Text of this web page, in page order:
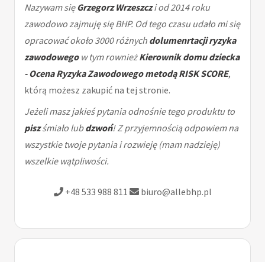
Nazywam sięGrzegorz Wrzeszczi od 2014 roku
zawodowo zajmuję się BHP. Od tego czasu udało mi się
opracować około 3000 różnych dolumenrtacji ryzyka
zawodowegow tym rownieżKierownik domu dziecka
- Ocena Ryzyka Zawodowego metodą RISK SCORE,
którą możesz zakupić na tej stronie.
Jeżeli masz jakieś pytania odnośnie tego produktu to
piszśmiało lubdzwoń! Z przyjemnością odpowiem na
wszystkie twoje pytania i rozwieję (mam nadzieję)
wszelkie wątpliwości.
+48 533 988 811 biuro@allebhp.pl